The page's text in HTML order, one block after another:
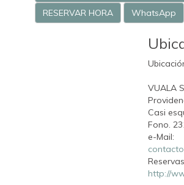
RESERVAR HORA
WhatsApp
VUALA
Casi
Fono.
e-Mail:
http://